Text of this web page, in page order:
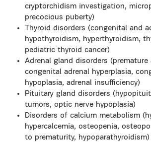
cryptorchidism investigation,
precocious puberty)
Thyroid disorders (congenital and
hypothyroidism, hyperthyroidism,
pediatric thyroid cancer)
Adrenal gland disorders (premature
congenital adrenal hyperplasia,
hypoplasia, adrenal insufficiency)
Pituitary gland disorders
tumors, optic nerve hypoplasia)
Disorders of calcium metabolism
hypercalcemia, osteopenia,
to prematurity, hypoparathyroidism)